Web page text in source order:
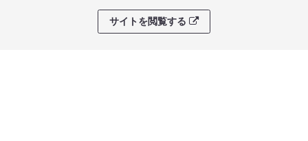
サイトを閲覧する